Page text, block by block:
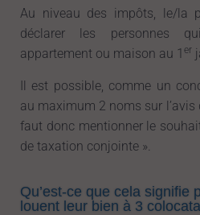
Au niveau des impôts, le/la
déclarer les personnes
appartement ou maison au 1 er
Il est possible, comme un
au maximum 2 noms sur l’avis
faut donc mentionner le
de taxation conjointe ».
Qu’est-ce que cela signifie
louent leur bien à 3